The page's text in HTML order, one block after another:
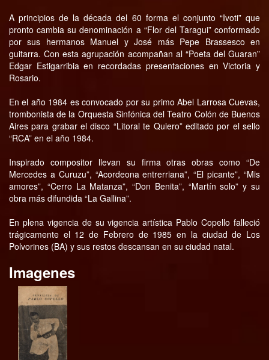
A principios de la década del 60 forma el conjunto “Ivoti” que
pronto cambia su denominación a “Flor del Taragui” conformado
por sus hermanos Manuel y José más Pepe Brassesco en
guitarra. Con esta agrupación acompañan al “Poeta del Guaran”
Edgar Estigarribia en recordadas presentaciones en Victoria y
Rosario.
En el año 1984 es convocado por su primo Abel Larrosa Cuevas,
trombonista de la Orquesta Sinfónica del Teatro Colón de Buenos
Aires para grabar el disco “Litoral te Quiero” editado por el sello
“RCA” en el año 1984.
Inspirado compositor llevan su firma otras obras como “De
Mercedes a Curuzu”, “Acordeona entrerriana”, “El picante”, “Mis
amores”, “Cerro La Matanza”, “Don Benita”, “Martín solo” y su
obra más difundida “La Gallina”.
En plena vigencia de su vigencia artística Pablo Copello falleció
trágicamente el 12 de Febrero de 1985 en la ciudad de Los
Polvorines (BA) y sus restos descansan en su ciudad natal.
Imagenes